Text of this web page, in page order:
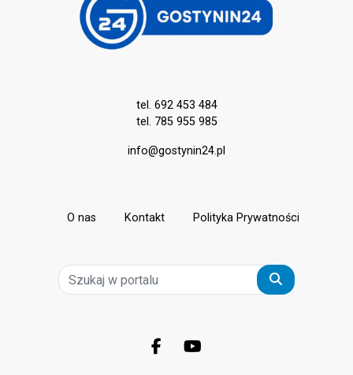
brytyjskiego artysty tworzącego
pod pseudonimem Banksy.
tel. 692 453 484
tel. 785 955 985
info@gostynin24.pl
O nas Kontakt Polityka Prywatności
Szukaj
Facebook.com
Youtube.com